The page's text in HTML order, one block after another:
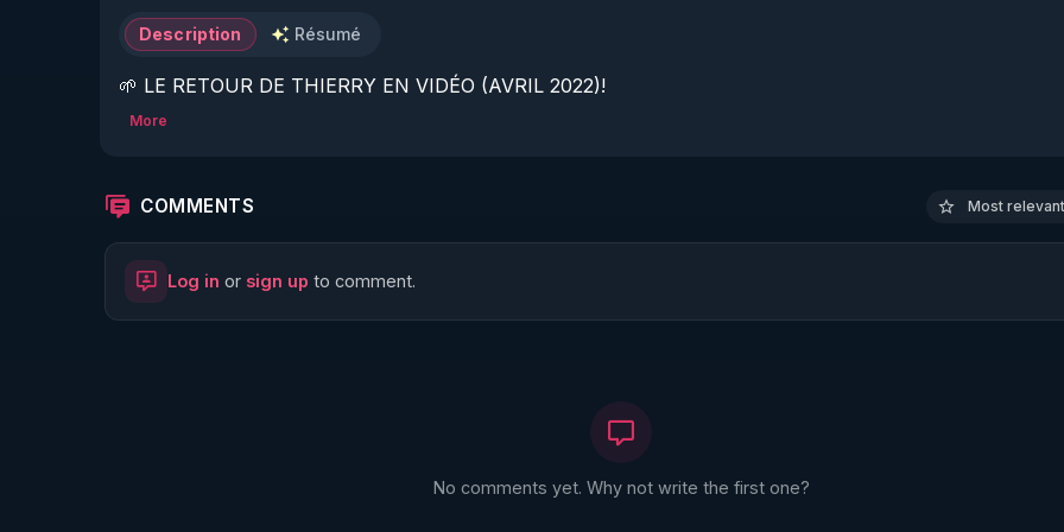
Description Résumé
🌱 LE RETOUR DE THIERRY EN VIDÉO (AVRIL 2022)!
🌱 LE MAGAZINE RÉGÉNÈRE
http://rgnr.li/ymag
More
COMMENTS Most
Log in or sign up to comment.
No comments yet. Why not write the first one?